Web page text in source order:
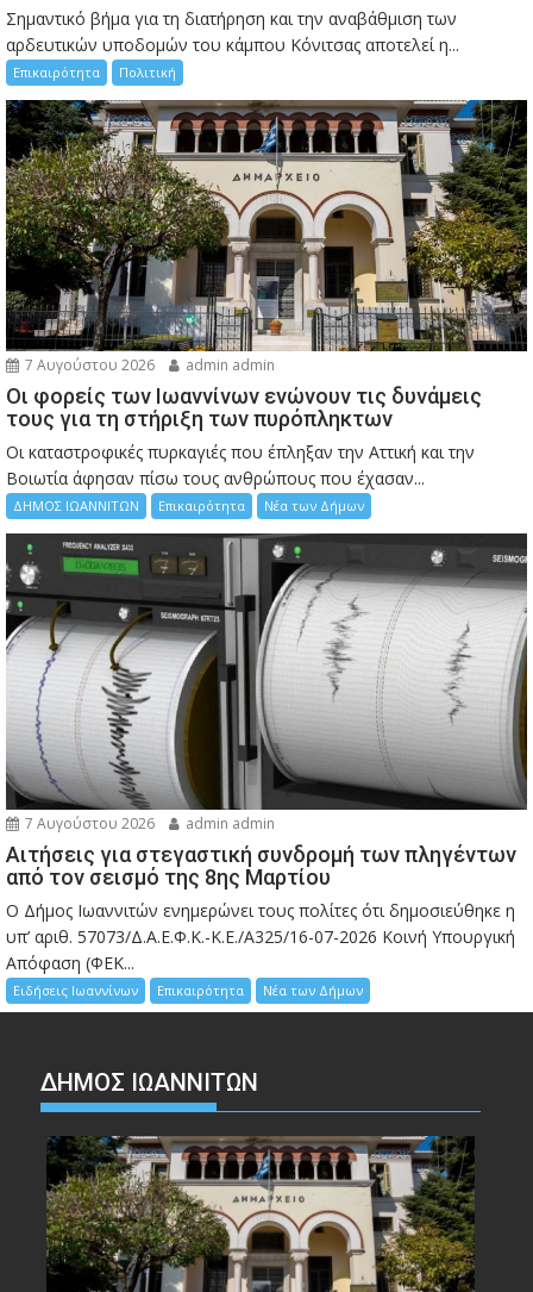
Σημαντικό βήμα για τη διατήρηση και την αναβάθμιση των
αρδευτικών υποδομών του κάμπου Κόνιτσας αποτελεί η...
Επικαιρότητα Πολιτική
7 Αυγούστου 2026 admin admin
Οι φορείς των Ιωαννίνων ενώνουν τις δυνάμεις
τους για τη στήριξη των πυρόπληκτων
Οι καταστροφικές πυρκαγιές που έπληξαν την Αττική και την
Bοιωτία άφησαν πίσω τους ανθρώπους που έχασαν...
ΔΗΜΟΣ ΙΩΑΝΝΙΤΩΝ Επικαιρότητα Νέα των Δήμων
7 Αυγούστου 2026 admin admin
Αιτήσεις για στεγαστική συνδρομή των πληγέντων
από τον σεισμό της 8ης Μαρτίου
Ο Δήμος Ιωαννιτών ενημερώνει τους πολίτες ότι δημοσιεύθηκε η
υπ’ αριθ. 57073/Δ.Α.Ε.Φ.Κ.-Κ.Ε./Α325/16-07-2026 Κοινή Υπουργική
Απόφαση (ΦΕΚ...
Ειδήσεις Ιωαννίνων Επικαιρότητα Νέα των Δήμων
ΔΗΜΟΣ ΙΩΑΝΝΙΤΩΝ